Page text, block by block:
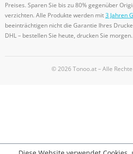
Preises. Sparen Sie bis zu 80% gegenüber
verzichten. Alle Produkte werden mit3 Jahren
beeinträchtigen nicht die Garantie Ihres
DHL – bestellen Sie heute, drucken Sie morgen.
© 2026 Tonoo.at – Alle